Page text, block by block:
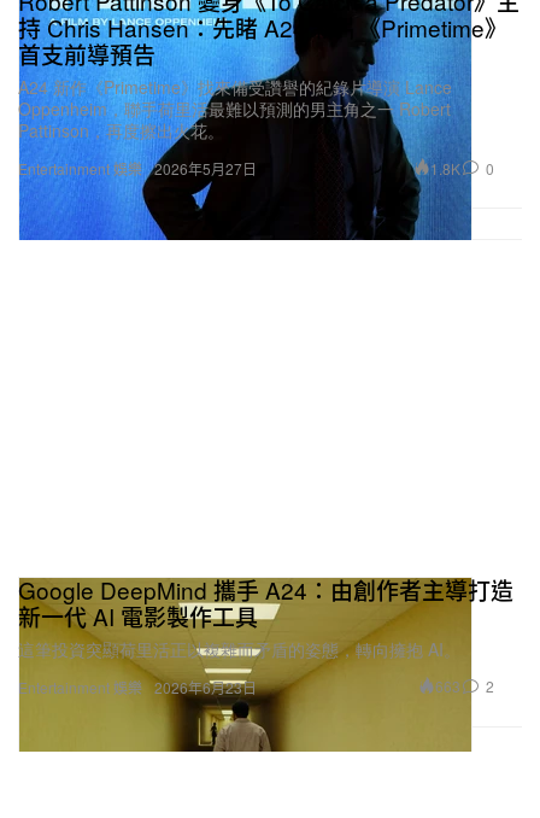
Entertainment 娛樂
持 Chris Hansen：先睹 A24 新片《Primetime》
首支前導預告
A24 新作《Primetime》找來備受讚譽的紀錄片導演 Lance
Oppenheim，聯手荷里活最難以預測的男主角之一 Robert
Pattinson，再度擦出火花。
2026年5月27日 1.8K 0
Entertainment 娛樂
Google DeepMind 攜手 A24：由創作者主導打造
新一代 AI 電影製作工具
這筆投資突顯荷里活正以複雜而矛盾的姿態，轉向擁抱 AI。
2026年6月23日 663 2